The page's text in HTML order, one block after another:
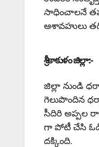
సాధించాలనే
ఆశావహులు
శ్రీకాకుళం జిల్లా:-
జిల్లా నుండి
గెలుపొందిన
సీదిరి అప్పల
గా పోటీ చేసి
దక్కింది.